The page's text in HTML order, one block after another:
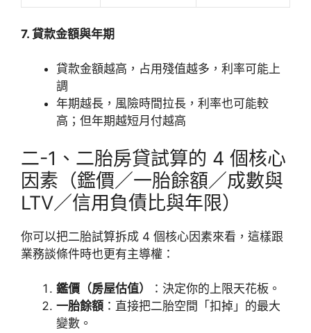
7. 貸款金額與年期
貸款金額越高，占用殘值越多，利率可能上
調
年期越長，風險時間拉長，利率也可能較
高；但年期越短月付越高
二-1、二胎房貸試算的 4 個核心
因素（鑑價／一胎餘額／成數與
LTV／信用負債比與年限）
你可以把二胎試算拆成 4 個核心因素來看，這樣跟
業務談條件時也更有主導權：
鑑價（房屋估值）
：決定你的上限天花板。
一胎餘額 ：直接把二胎空間「扣掉」的最大
變數。